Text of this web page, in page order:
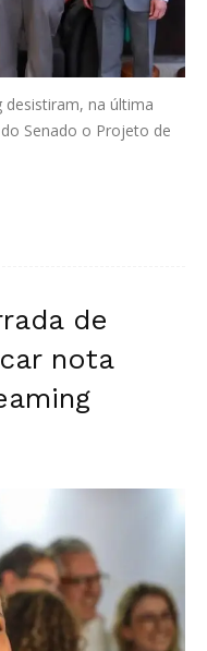
na última
Senado o Projeto de
de
nota